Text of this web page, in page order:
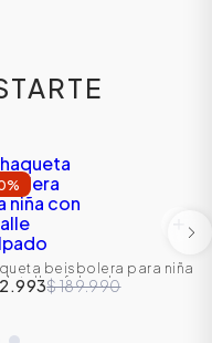
%
beisbolera para niña
afelpado
$ 189.990